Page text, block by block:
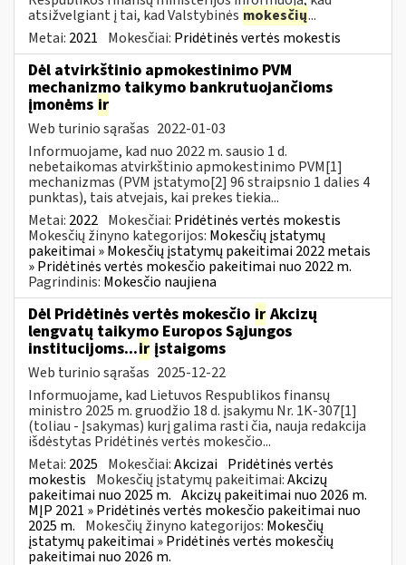
atsižvelgiant į tai, kad Valstybinės mokesčių...
Metai: 2021 Mokesčiai: Pridėtinės vertės mokestis
Dėl atvirkštinio apmokestinimo PVM
mechanizmo taikymo bankrutuojančioms
įmonėms ir
Web turinio sąrašas 2022-01-03
Informuojame, kad nuo 2022 m. sausio 1 d.
nebetaikomas atvirkštinio apmokestinimo PVM[1]
mechanizmas (PVM įstatymo[2] 96 straipsnio 1 dalies 4
punktas), tais atvejais, kai prekes tiekia...
Metai: 2022 Mokesčiai: Pridėtinės vertės mokestis
Mokesčių žinyno kategorijos: Mokesčių įstatymų
pakeitimai » Mokesčių įstatymų pakeitimai 2022 metais
» Pridėtinės vertės mokesčio pakeitimai nuo 2022 m.
Pagrindinis: Mokesčio naujiena
Dėl Pridėtinės vertės mokesčio ir Akcizų
lengvatų taikymo Europos Sąjungos
institucijoms...ir įstaigoms
Web turinio sąrašas 2025-12-22
Informuojame, kad Lietuvos Respublikos finansų
ministro 2025 m. gruodžio 18 d. įsakymu Nr. 1K-307[1]
(toliau - Įsakymas) kurį galima rasti čia, nauja redakcija
išdėstytas Pridėtinės vertės mokesčio...
Metai: 2025 Mokesčiai:Akcizai Pridėtinės vertės
mokestis Mokesčių įstatymų pakeitimai:Akcizų
pakeitimai nuo 2025 m. Akcizų pakeitimai nuo 2026 m.
MĮP 2021 » Pridėtinės vertės mokesčio pakeitimai nuo
2025 m. Mokesčių žinyno kategorijos: Mokesčių
įstatymų pakeitimai » Pridėtinės vertės mokesčių
pakeitimai nuo 2026 m.